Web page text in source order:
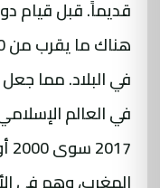
في البلاد. مما
في العالم
المغرب، وهم في